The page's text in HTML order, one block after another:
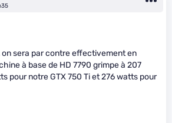
sera par contre effectivement en
à base de HD 7790 grimpe à 207
pour notre GTX 750 Ti et 276 watts pour